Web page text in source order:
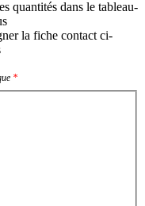
quantités dans le tableau-
la fiche contact ci-
*